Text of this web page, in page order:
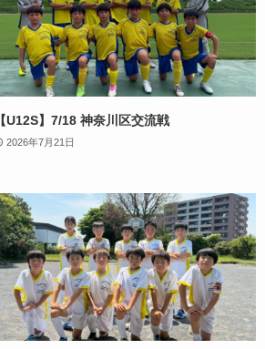
【U12S】7/18 神奈川区交流戦
2026年7月21日